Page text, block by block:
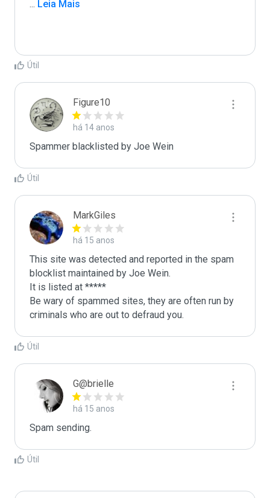
... Leia Mais
Útil
Figure10
há 14 anos
Spammer blacklisted by Joe Wein
Útil
MarkGiles
há 15 anos
This site was detected and reported in the spam
blocklist maintained by Joe Wein.
It is listed at *****
Be wary of spammed sites, they are often run by
criminals who are out to defraud you.
Útil
G@brielle
há 15 anos
Spam sending.
Útil